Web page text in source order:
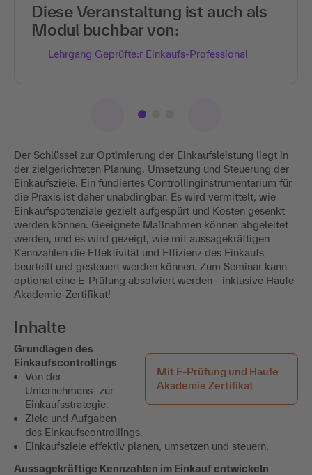
Der Schlüssel zur Optimierung der Einkaufsleistung liegt in
der zielgerichteten Planung, Umsetzung und Steuerung der
Einkaufsziele. Ein fundiertes Controllinginstrumentarium für
die Praxis ist daher unabdingbar. Es wird vermittelt, wie
Einkaufspotenziale gezielt aufgespürt und Kosten gesenkt
werden können. Geeignete Maßnahmen können abgeleitet
werden, und es wird gezeigt, wie mit aussagekräftigen
Kennzahlen die Effektivität und Effizienz des Einkaufs
beurteilt und gesteuert werden können. Zum Seminar kann
optional eine E-Prüfung absolviert werden - inklusive Haufe-
Akademie-Zertifikat!
Inhalte
Mit E-Prüfung und Haufe
Akademie Zertifikat
Grundlagen des
Einkaufscontrollings
Von der
Unternehmens- zur
Einkaufsstrategie.
Ziele und Aufgaben
des Einkaufscontrollings.
Einkaufsziele effektiv planen, umsetzen und steuern.
Aussagekräftige Kennzahlen im Einkauf entwickeln
Diese Veranstaltung ist auch als
Modul buchbar von:
Lehrgang Geprüfte:r Einkaufs-Professional